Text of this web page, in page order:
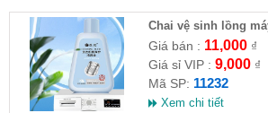
Chai vệ sinh lồng
máy giặt CLEANING
Giá bán : 11,000₫
Giá sỉ VIP : 9,000₫
Mã SP: 11232
Xem chi tiết